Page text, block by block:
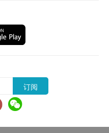
诊部会在报告完成后
讲解报告，客户可选择
前1日预约具体时间
），医生会按
。
前1日预约具体时间
），体检人在
订阅